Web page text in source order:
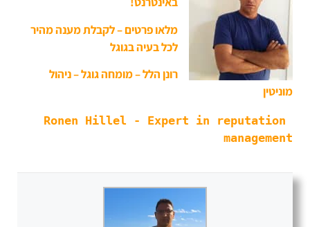
מלאו פרטים – לקבלת מענה מהיר
לכל בעיה בגוגל
רונן הלל – מומחה גוגל – ניהול
מוניטין
Ronen Hillel - Expert in reputation
management